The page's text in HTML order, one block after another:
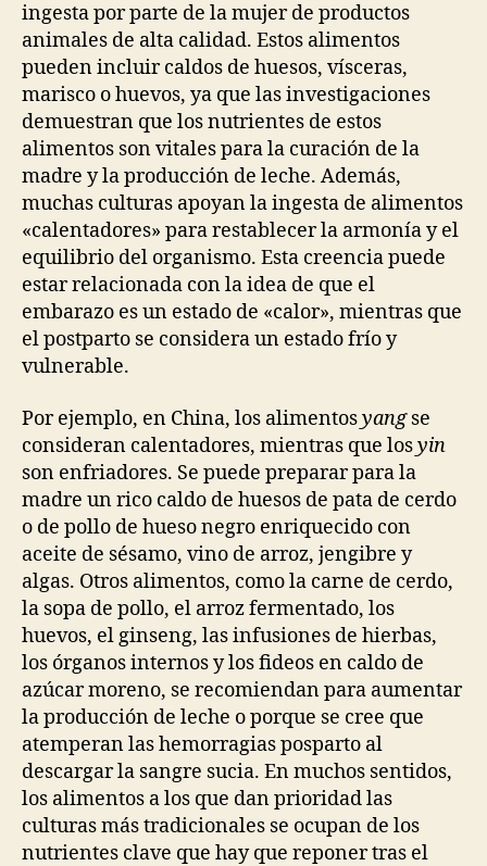
ingesta por parte de la mujer de productos
animales de alta calidad. Estos alimentos
pueden incluir caldos de huesos, vísceras,
marisco o huevos, ya que las investigaciones
demuestran que los nutrientes de estos
alimentos son vitales para la curación de la
madre y la producción de leche. Además,
muchas culturas apoyan la ingesta de alimentos
«calentadores» para restablecer la armonía y el
equilibrio del organismo. Esta creencia puede
estar relacionada con la idea de que el
embarazo es un estado de «calor», mientras que
el postparto se considera un estado frío y
vulnerable.
Por ejemplo, en China, los alimentosyangse
consideran calentadores, mientras que losyin
son enfriadores. Se puede preparar para la
madre un rico caldo de huesos de pata de cerdo
o de pollo de hueso negro enriquecido con
aceite de sésamo, vino de arroz, jengibre y
algas. Otros alimentos, como la carne de cerdo,
la sopa de pollo, el arroz fermentado, los
huevos, el ginseng, las infusiones de hierbas,
los órganos internos y los fideos en caldo de
azúcar moreno, se recomiendan para aumentar
la producción de leche o porque se cree que
atemperan las hemorragias posparto al
descargar la sangre sucia. En muchos sentidos,
los alimentos a los que dan prioridad las
culturas más tradicionales se ocupan de los
nutrientes clave que hay que reponer tras el